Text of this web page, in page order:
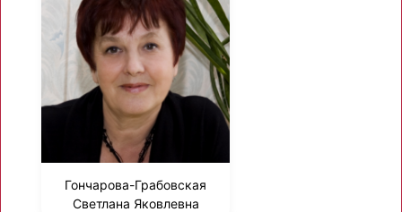
Гончарова-Грабовская
Светлана Яковлевна